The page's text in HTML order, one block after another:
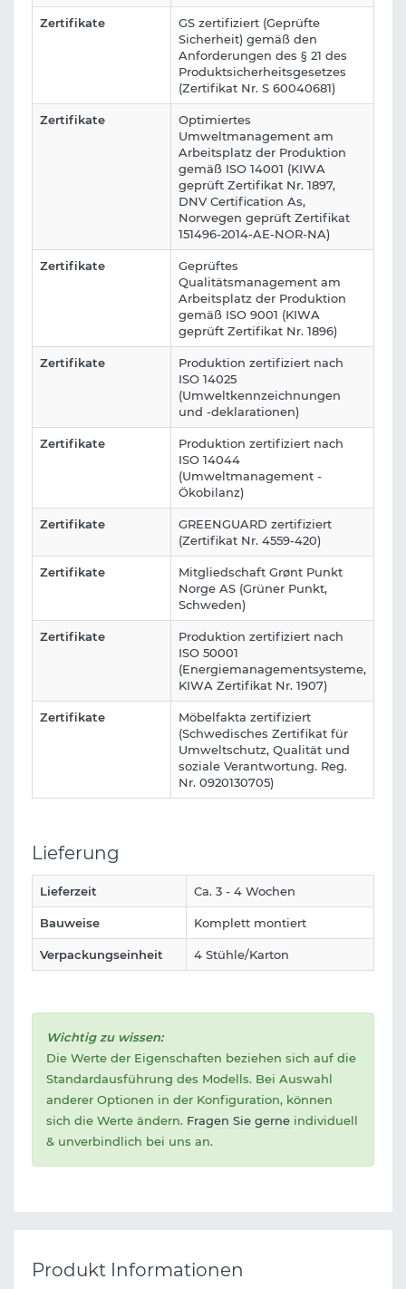
Zertifikate
GS zertifiziert (Geprüfte
Sicherheit) gemäß den
Anforderungen des § 21 des
Produktsicherheitsgesetzes
(Zertifikat Nr. S 60040681)
Zertifikate
Optimiertes
Umweltmanagement am
Arbeitsplatz der Produktion
gemäß ISO 14001 (KIWA
geprüft Zertifikat Nr. 1897,
DNV Certification As,
Norwegen geprüft Zertifikat
151496-2014-AE-NOR-NA)
Zertifikate
Geprüftes
Qualitätsmanagement am
Arbeitsplatz der Produktion
gemäß ISO 9001 (KIWA
geprüft Zertifikat Nr. 1896)
Zertifikate
Produktion zertifiziert nach
ISO 14025
(Umweltkennzeichnungen
und -deklarationen)
Zertifikate
Produktion zertifiziert nach
ISO 14044
(Umweltmanagement -
Ökobilanz)
Zertifikate
GREENGUARD zertifiziert
(Zertifikat Nr. 4559-420)
Zertifikate
Mitgliedschaft Grønt Punkt
Norge AS (Grüner Punkt,
Schweden)
Zertifikate
Produktion zertifiziert nach
ISO 50001
(Energiemanagementsysteme,
KIWA Zertifikat Nr. 1907)
Zertifikate
Möbelfakta zertifiziert
(Schwedisches Zertifikat für
Umweltschutz, Qualität und
soziale Verantwortung. Reg.
Nr. 0920130705)
Lieferung
Lieferzeit Ca. 3 - 4 Wochen
Bauweise Komplett montiert
Verpackungseinheit 4 Stühle/Karton
Wichtig zu wissen:
Die Werte der Eigenschaften beziehen sich auf die
Standardausführung des Modells. Bei Auswahl
anderer Optionen in der Konfiguration, können
sich die Werte ändern. Fragen Sie gerne individuell
& unverbindlich bei uns an.
Produkt Informationen